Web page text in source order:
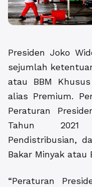
Presiden Joko
sejumlah
atau BBM
alias Premium.
Peraturan
Tahun 2021
Pendistribusian,
Bakar Minyak atau
“Peraturan